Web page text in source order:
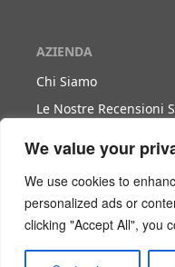
We value your
We use cookies to
personalized ads or
clicking "Accept All", you
AZIENDA
Chi Siamo
Le Nostre Recensioni
LAVORA CON NOI
Diventa Nostro Partner
Diventa Nostro Agente